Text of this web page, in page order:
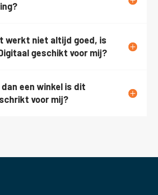
werkt niet altijd goed, is
geschikt voor mij?
een winkel is dit
voor mij?